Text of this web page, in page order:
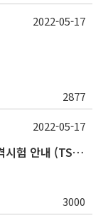
2877
2022-05-17
2022학년도 2학기 석·박사 논문제출자격시험 안내 (TSQ exam: Major and Korean for foreign students)_문진표 업로드
3000
2022-05-17